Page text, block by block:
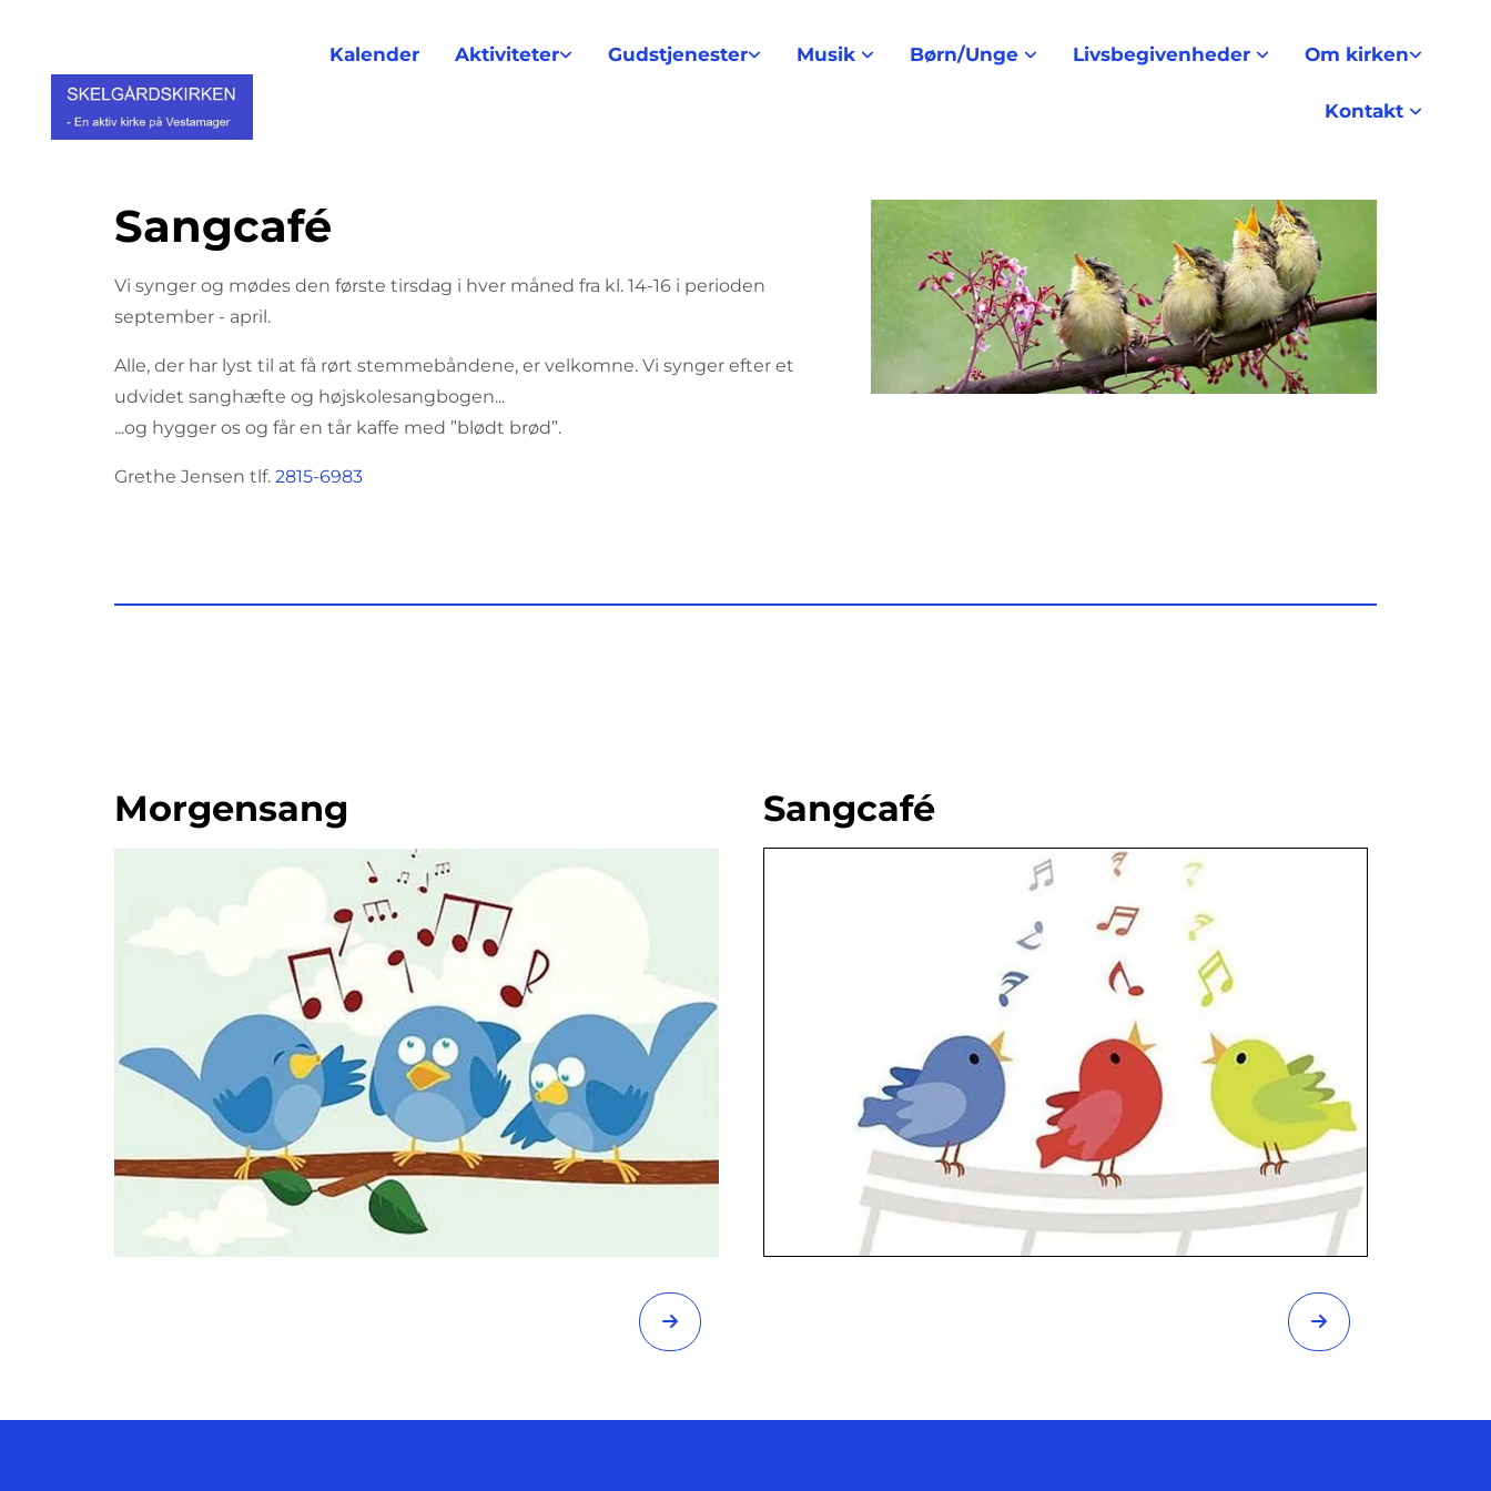
Kalender Aktiviteter Gudstjenester Musik Børn/Unge Livsbegivenheder Om kirken
Kontakt
Sangcafé
Vi synger og mødes den første tirsdag i hver måned fra kl. 14-16 i perioden
september - april.
Alle, der har lyst til at få rørt stemmebåndene, er velkomne. Vi synger efter et
udvidet sanghæfte og højskolesangbogen...
...og hygger os og får en tår kaffe med ”blødt brød”.
Grethe Jensen tlf. 2815-6983
Morgensang Sangcafé